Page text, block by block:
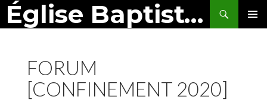
Église Baptiste de Montbéliard
Search
SKIP
FORUM
[CONFINEMENT 2020]